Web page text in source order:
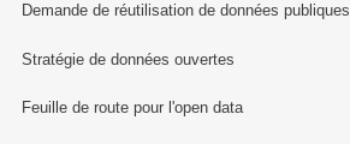
Demande de réutilisation de données publiques
Stratégie de données ouvertes
Feuille de route pour l'open data